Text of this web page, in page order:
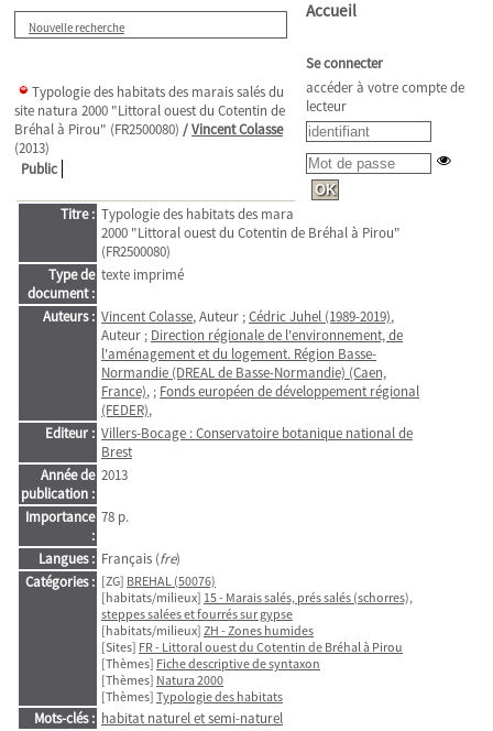
Nouvelle recherche
Typologie des habitats des marais salés du
site natura 2000 "Littoral ouest du Cotentin de
Bréhal à Pirou" (FR2500080) /Vincent Colasse
(2013)
Public
Titre : Typologie des habitats des marais salés du site natura
2000 "Littoral ouest du Cotentin de Bréhal à Pirou"
(FR2500080)
Type de
document :
texte imprimé
Auteurs : Vincent Colasse, Auteur ;Cédric Juhel (1989-2019),
Auteur ; Direction régionale de l'environnement, de
l'aménagement et du logement. Région Basse-
Normandie (DREAL de Basse-Normandie) (Caen,
France), ; Fonds européen de développement régional
(FEDER),
Editeur : Villers-Bocage : Conservatoire botanique national de
Brest
Année de
publication :
2013
Importance
:
78 p.
Langues : Français (fre)
Catégories : [ZG] BREHAL (50076)
[habitats/milieux] 15 - Marais salés, prés salés (schorres),
steppes salées et fourrés sur gypse
[habitats/milieux] ZH - Zones humides
[Sites] FR - Littoral ouest du Cotentin de Bréhal à Pirou
[Thèmes] Fiche descriptive de syntaxon
[Thèmes] Natura 2000
[Thèmes] Typologie des habitats
Mots-clés : habitat naturel et semi-naturel
Accueil
Se connecter
accéder à votre compte de
lecteur